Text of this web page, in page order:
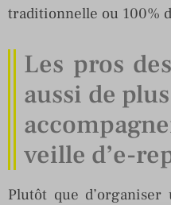
traditionnelle ou 100%
Les pros
aussi de
veille d’e-
Plutôt que